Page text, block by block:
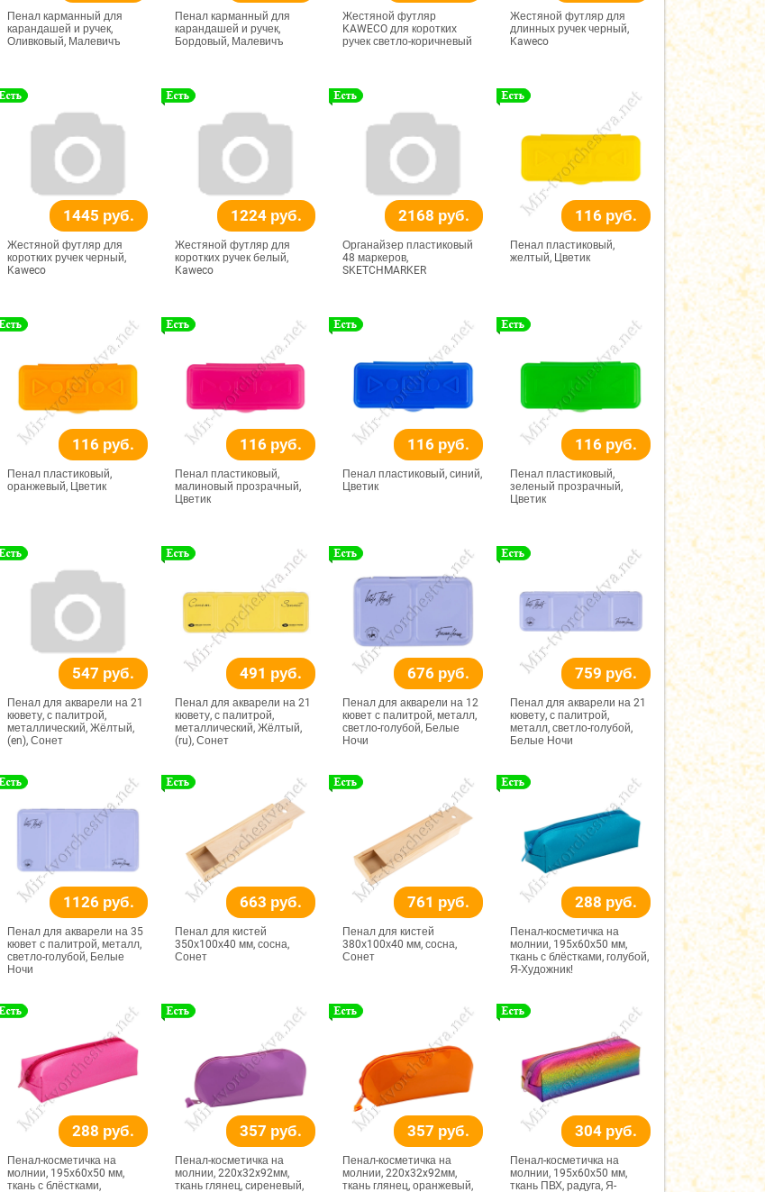
Пенал карманный для
карандашей и ручек,
Оливковый, Малевичъ
Пенал карманный для
карандашей и ручек,
Бордовый, Малевичъ
Жестяной футляр
KAWECO для коротких
ручек светло-коричневый
Жестяной футляр для
длинных ручек черный,
Kaweco
1445 руб.
Жестяной футляр для
коротких ручек черный,
Kaweco
1224 руб.
Жестяной футляр для
коротких ручек белый,
Kaweco
2168 руб.
Органайзер пластиковый
48 маркеров,
SKETCHMARKER
116 руб.
Пенал пластиковый,
желтый, Цветик
116 руб.
Пенал пластиковый,
оранжевый, Цветик
116 руб.
Пенал пластиковый,
малиновый прозрачный,
Цветик
116 руб.
Пенал пластиковый, синий,
Цветик
116 руб.
Пенал пластиковый,
зеленый прозрачный,
Цветик
547 руб.
Пенал для акварели на 21
кювету, с палитрой,
металлический, Жёлтый,
(en), Сонет
491 руб.
Пенал для акварели на 21
кювету, с палитрой,
металлический, Жёлтый,
(ru), Сонет
676 руб.
Пенал для акварели на 12
кювет с палитрой, металл,
светло-голубой, Белые
Ночи
759 руб.
Пенал для акварели на 21
кювету, с палитрой,
металл, светло-голубой,
Белые Ночи
1126 руб.
Пенал для акварели на 35
кювет с палитрой, металл,
светло-голубой, Белые
Ночи
663 руб.
Пенал для кистей
350х100х40 мм, сосна,
Сонет
761 руб.
Пенал для кистей
380х100х40 мм, сосна,
Сонет
288 руб.
Пенал-косметичка на
молнии, 195х60х50 мм,
ткань с блёстками, голубой,
Я-Художник!
288 руб.
Пенал-косметичка на
молнии, 195х60х50 мм,
ткань с блёстками,
357 руб.
Пенал-косметичка на
молнии, 220x32x92мм,
ткань глянец, сиреневый,
357 руб.
Пенал-косметичка на
молнии, 220x32x92мм,
ткань глянец, оранжевый,
304 руб.
Пенал-косметичка на
молнии, 195х60х50 мм,
ткань ПВХ, радуга, Я-